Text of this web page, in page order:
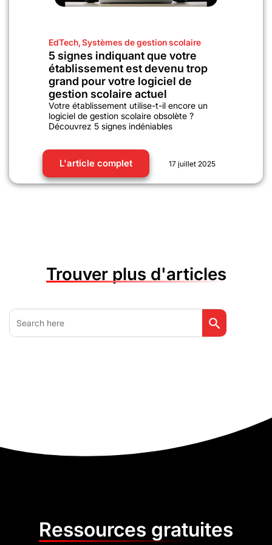
EdTech,Systèmes de gestion scolaire
5 signes indiquant que votre
établissement est devenu trop
grand pour votre logiciel de
gestion scolaire actuel
Votre établissement utilise-t-il encore un
logiciel de gestion scolaire obsolète ?
Découvrez 5 signes indéniables
L'article complet 17 juillet 2025
Trouver plus d'articles
Search
for:
Search Button
Ressources gratuites